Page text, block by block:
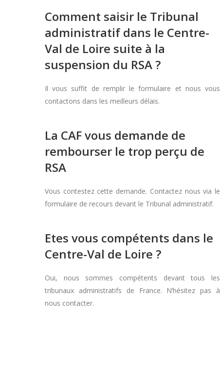
Comment saisir le Tribunal
administratif dans le Centre-
Val de Loire suite à la
suspension du RSA ?
Il vous suffit de remplir le formulaire et nous vous
contactons dans les meilleurs délais.
La CAF vous demande de
rembourser le trop perçu de
RSA
Vous contestez cette demande. Contactez nous via le
formulaire de recours devant le Tribunal administratif.
Etes vous compétents dans le
Centre-Val de Loire ?
Oui, nous sommes compétents devant tous les
tribunaux administratifs de France. N’hésitez pas à
nous contacter.